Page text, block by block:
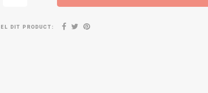
DIT PRODUCT: